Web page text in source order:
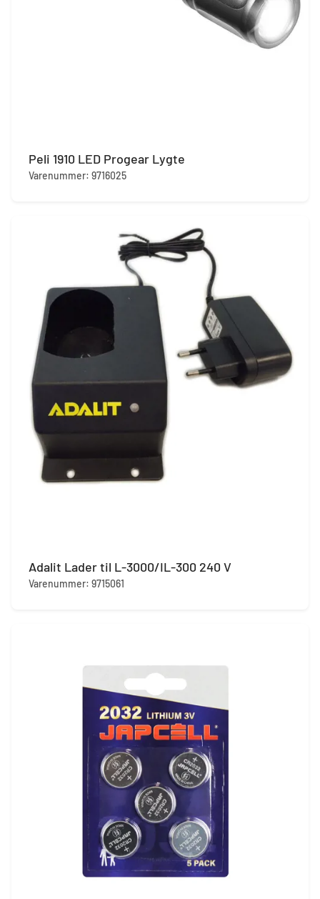
Peli 1910 LED Progear Lygte
Varenummer: 9716025
Adalit Lader til L-3000/IL-300 240 V
Varenummer: 9715061